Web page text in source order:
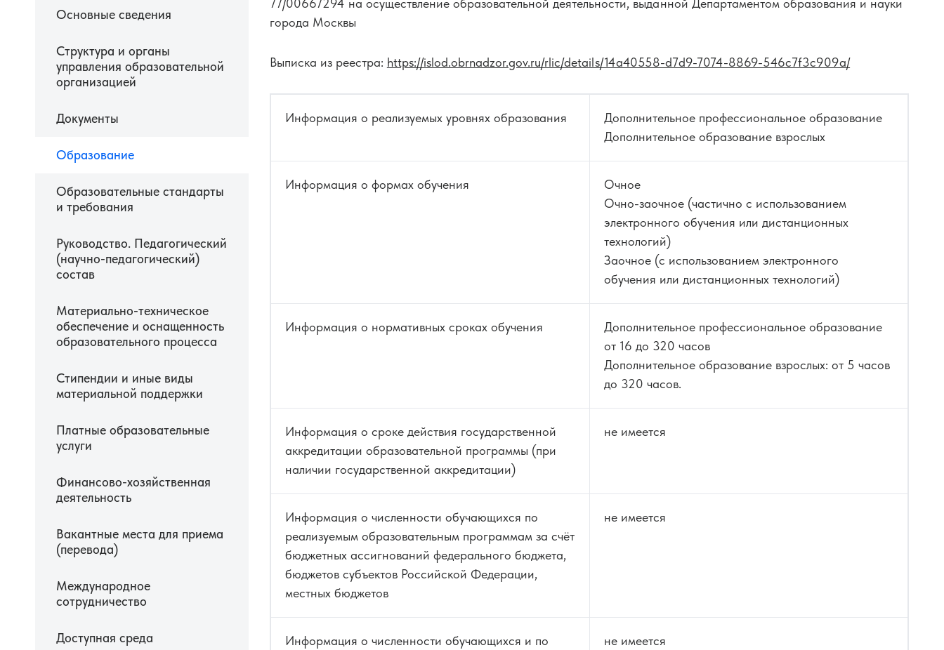
Оптометристам и врачам Оптикам-консультантам
коррекции
Детская оптометрия
44 часа 55 000 ₽
Подбор очковой
основ до
экспертного уровня
160 000 ₽
ортокератологических
16 часов 50 000 ₽
Основные сведения
Структура и органы
управления образовательной
организацией
Документы
Образование
Образовательные стандарты
и требования
Руководство. Педагогический
(научно-педагогический)
состав
Материально-техническое
обеспечение и оснащенность
образовательного процесса
Стипендии и иные виды
материальной поддержки
Платные образовательные
услуги
Финансово-хозяйственная
деятельность
Вакантные места для приема
(перевода)
Международное
сотрудничество
Доступная среда
77/00667294 на осуществление образовательной деятельности, выданной Департаментом образования и науки
города Москвы
Выписка из реестра: https://islod.obrnadzor.gov.ru/rlic/details/14a40558-d7d9-7074-8869-546c7f3c909a/
Информация о реализуемых уровнях образования
Дополнительное профессиональное образование
Дополнительное образование взрослых
Информация о формах обучения
Очное
Очно-заочное (частично с использованием
электронного обучения или дистанционных
технологий)
Заочное (с использованием электронного
обучения или дистанционных технологий)
Информация о нормативных сроках обучения
Дополнительное профессиональное образование
от 16 до 320 часов
Дополнительное образование взрослых: от 5 часов
до 320 часов.
Информация о сроке действия государственной
аккредитации образовательной программы (при
наличии государственной аккредитации)
не имеется
Информация о численности обучающихся по
реализуемым образовательным программам за счёт
бюджетных ассигнований федерального бюджета,
бюджетов субъектов Российской Федерации,
местных бюджетов
не имеется
Информация о численности обучающихся и по
не имеется